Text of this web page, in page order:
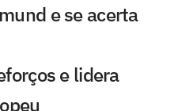
e se acerta
e lidera